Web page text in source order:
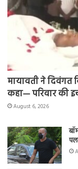
मायावती ने दिवंगत
कहा— परिवार की
August 6, 2026